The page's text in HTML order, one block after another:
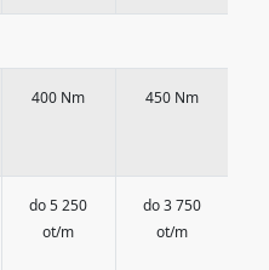
400 Nm 450 Nm
do 5 250
ot/m
do 3 750
ot/m